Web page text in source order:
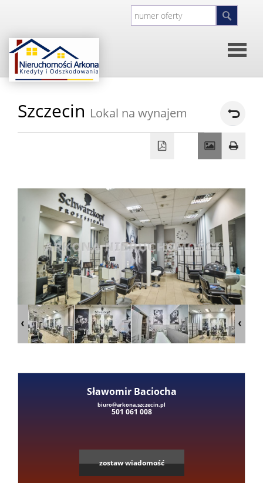
główna
O
Oferty
Domy
Szczecin Lokal na wynajem
Sławomir Baciocha
biuro@arkona.szczecin.pl
501 061 008
zostaw wiadomość